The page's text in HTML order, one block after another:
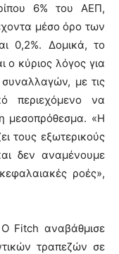
6% του ΑΕΠ,
μέσο όρο των
0,2%. Δομικά, το
ο κύριος λόγος για
με τις
περιεχόμενο να
μεσοπρόθεσμα. «Η
τους εξωτερικούς
δεν αναμένουμε
ροές»,
Fitch αναβάθμισε
τραπεζών σε